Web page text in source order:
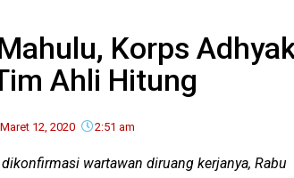
Korps
Ahli Hitung
Maret 12, 2020 2:51 am
wartawan diruang kerjanya, Rabu